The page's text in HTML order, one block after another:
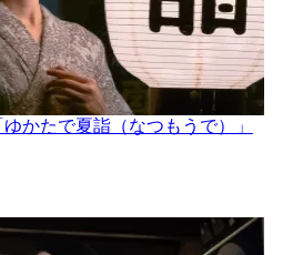
かたで夏詣（なつもうで）」